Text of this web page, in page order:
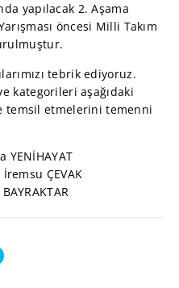
yapılacak 2. Aşama
öncesi Milli Takım
tebrik ediyoruz.
kategorileri aşağıdaki
temsil etmelerini temenni
YENİHAYAT
ÇEVAK